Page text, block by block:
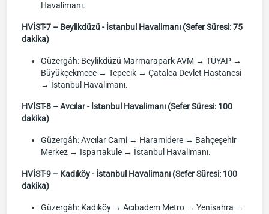
Havalimanı.
HVİST-7 – Beylikdüzü - İstanbul Havalimanı (Sefer Süresi: 75
dakika)
Güzergâh: Beylikdüzü Marmarapark AVM → TÜYAP →
Büyükçekmece → Tepecik → Çatalca Devlet Hastanesi
→ İstanbul Havalimanı.
HVİST-8 – Avcılar - İstanbul Havalimanı (Sefer Süresi: 100
dakika)
Güzergâh: Avcılar Cami → Haramidere → Bahçeşehir
Merkez → Ispartakule → İstanbul Havalimanı.
HVİST-9 – Kadıköy - İstanbul Havalimanı (Sefer Süresi: 100
dakika)
Güzergâh: Kadıköy → Acıbadem Metro → Yenisahra →